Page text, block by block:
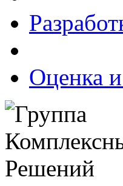
Оценка